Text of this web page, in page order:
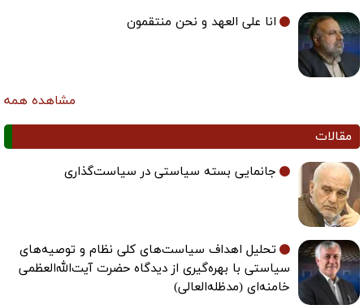
انا علی العهد و نحن منتقمون
مشاهده همه
مقالات
جانمایی بسته سیاستی در سیاست‌گذاری
تحلیل اهداف سیاست‌های کلی نظام و توصیه‌های
سیاستی با بهره‌گیری از دیدگاه حضرت آیت‌الله‌العظمی
خامنه‌ای (مدظله‌العالی)